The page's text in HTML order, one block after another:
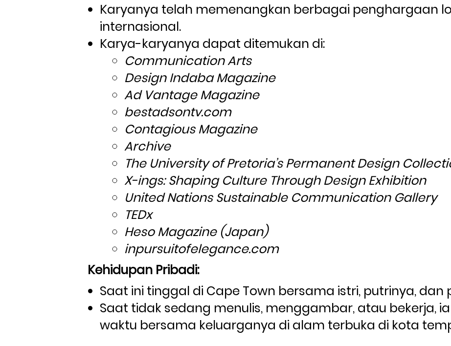
Karyanya telah memenangkan berbagai penghargaan
internasional.
Karya-karyanya dapat ditemukan di:
Communication Arts
Design Indaba Magazine
Ad Vantage Magazine
bestadsontv.com
Contagious Magazine
Archive
The University of Pretoria’s Permanent Design
X-ings: Shaping Culture Through Design Exhibition
United Nations Sustainable Communication Gallery
TEDx
Heso Magazine (Japan)
inpursuitofelegance.com
Kehidupan Pribadi:
Saat ini tinggal di Cape Town bersama istri, putrinya, dan
Saat tidak sedang menulis, menggambar, atau bekerja,
waktu bersama keluarganya di alam terbuka di kota